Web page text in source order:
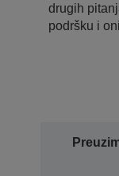
drugih
podršku i